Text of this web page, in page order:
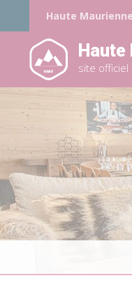
Haute
site